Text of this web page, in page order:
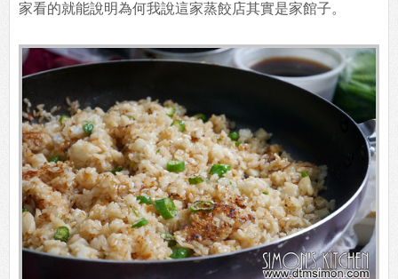
家看的就能說明為何我說這家蒸餃店其實是家館子。